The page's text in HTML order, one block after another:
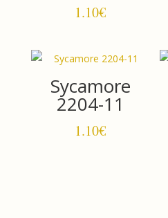
1.10€
Sycamore
2204-11
1.10€